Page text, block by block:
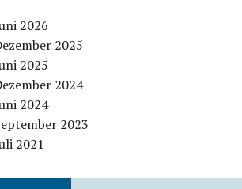
2026
2025
2025
2024
2024
2023
2021